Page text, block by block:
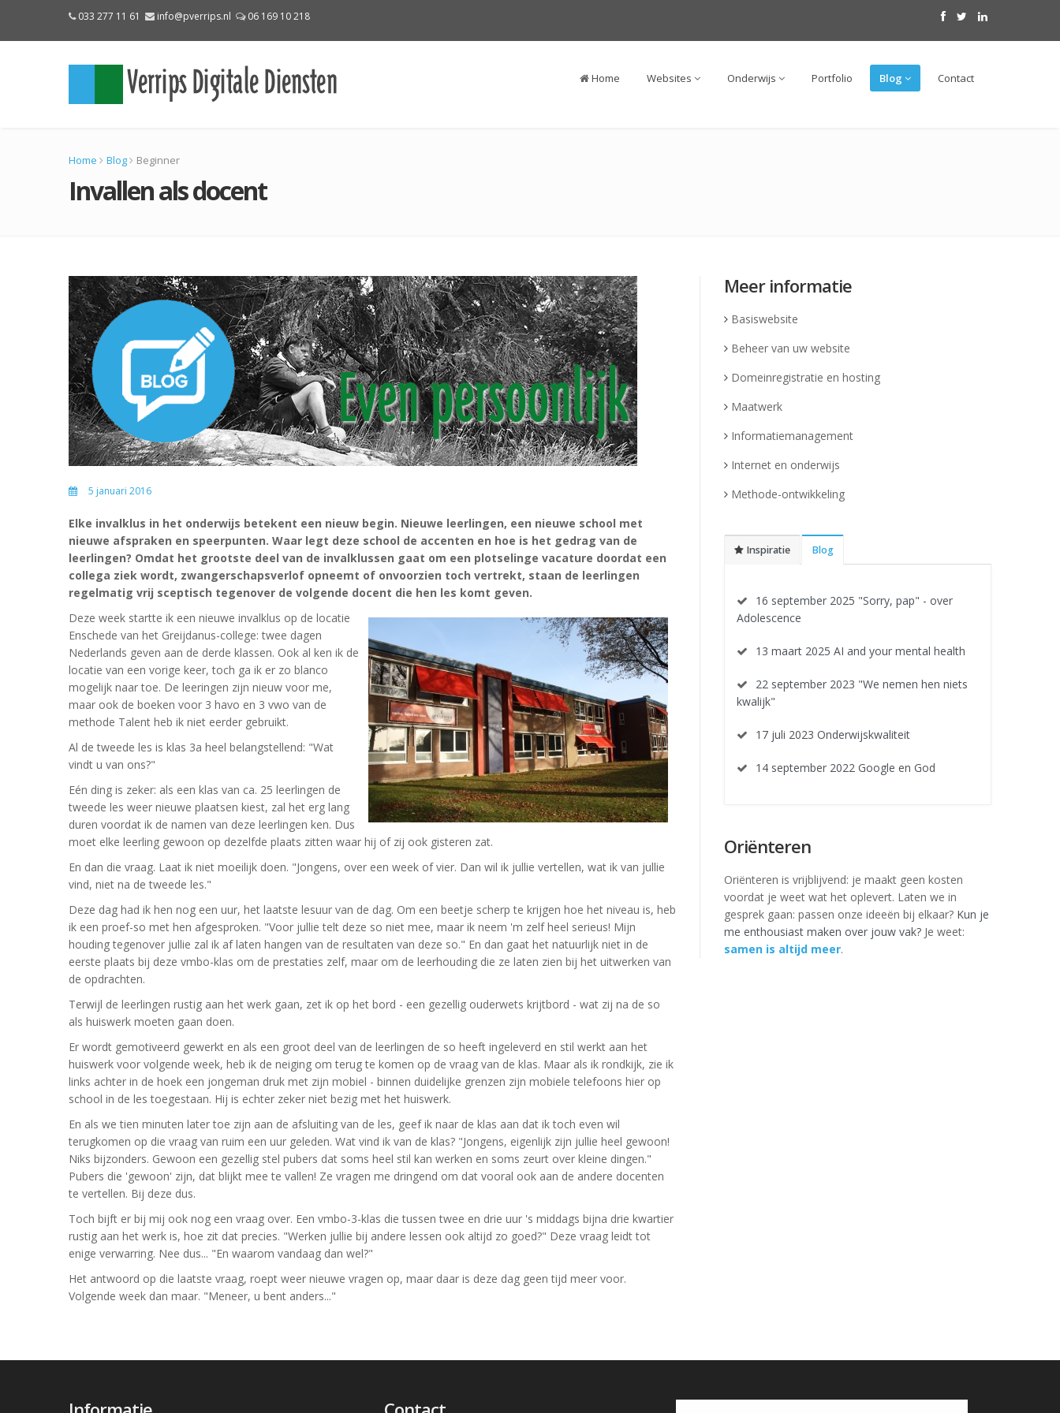
033 277 11 61 info@pverrips.nl 06 169 10 218
Home Websites Onderwijs Portfolio Blog Contact
Home Blog Beginner
Invallen als docent
5 januari 2016
Elke invalklus in het onderwijs betekent een nieuw begin. Nieuwe leerlingen, een nieuwe school met
nieuwe afspraken en speerpunten. Waar legt deze school de accenten en hoe is het gedrag van de
leerlingen? Omdat het grootste deel van de invalklussen gaat om een plotselinge vacature doordat een
collega ziek wordt, zwangerschapsverlof opneemt of onvoorzien toch vertrekt, staan de leerlingen
regelmatig vrij sceptisch tegenover de volgende docent die hen les komt geven.
Deze week startte ik een nieuwe invalklus op de locatie
Enschede van het Greijdanus-college: twee dagen
Nederlands geven aan de derde klassen. Ook al ken ik de
locatie van een vorige keer, toch ga ik er zo blanco
mogelijk naar toe. De leeringen zijn nieuw voor me,
maar ook de boeken voor 3 havo en 3 vwo van de
methode Talent heb ik niet eerder gebruikt.
Al de tweede les is klas 3a heel belangstellend: "Wat
vindt u van ons?"
Eén ding is zeker: als een klas van ca. 25 leerlingen de
tweede les weer nieuwe plaatsen kiest, zal het erg lang
duren voordat ik de namen van deze leerlingen ken. Dus
moet elke leerling gewoon op dezelfde plaats zitten waar hij of zij ook gisteren zat.
En dan die vraag. Laat ik niet moeilijk doen. "Jongens, over een week of vier. Dan wil ik jullie vertellen, wat ik van jullie
vind, niet na de tweede les."
Deze dag had ik hen nog een uur, het laatste lesuur van de dag. Om een beetje scherp te krijgen hoe het niveau is, heb
ik een proef-so met hen afgesproken. "Voor jullie telt deze so niet mee, maar ik neem 'm zelf heel serieus! Mijn
houding tegenover jullie zal ik af laten hangen van de resultaten van deze so." En dan gaat het natuurlijk niet in de
eerste plaats bij deze vmbo-klas om de prestaties zelf, maar om de leerhouding die ze laten zien bij het uitwerken van
de opdrachten.
Terwijl de leerlingen rustig aan het werk gaan, zet ik op het bord - een gezellig ouderwets krijtbord - wat zij na de so
als huiswerk moeten gaan doen.
Er wordt gemotiveerd gewerkt en als een groot deel van de leerlingen de so heeft ingeleverd en stil werkt aan het
huiswerk voor volgende week, heb ik de neiging om terug te komen op de vraag van de klas. Maar als ik rondkijk, zie ik
links achter in de hoek een jongeman druk met zijn mobiel - binnen duidelijke grenzen zijn mobiele telefoons hier op
school in de les toegestaan. Hij is echter zeker niet bezig met het huiswerk.
En als we tien minuten later toe zijn aan de afsluiting van de les, geef ik naar de klas aan dat ik toch even wil
terugkomen op die vraag van ruim een uur geleden. Wat vind ik van de klas? "Jongens, eigenlijk zijn jullie heel gewoon!
Niks bijzonders. Gewoon een gezellig stel pubers dat soms heel stil kan werken en soms zeurt over kleine dingen."
Pubers die 'gewoon' zijn, dat blijkt mee te vallen! Ze vragen me dringend om dat vooral ook aan de andere docenten
te vertellen. Bij deze dus.
Toch bijft er bij mij ook nog een vraag over. Een vmbo-3-klas die tussen twee en drie uur 's middags bijna drie kwartier
rustig aan het werk is, hoe zit dat precies. "Werken jullie bij andere lessen ook altijd zo goed?" Deze vraag leidt tot
enige verwarring. Nee dus... "En waarom vandaag dan wel?"
Het antwoord op die laatste vraag, roept weer nieuwe vragen op, maar daar is deze dag geen tijd meer voor.
Volgende week dan maar. "Meneer, u bent anders..."
Meer informatie
Basiswebsite
Beheer van uw website
Domeinregistratie en hosting
Maatwerk
Informatiemanagement
Internet en onderwijs
Methode-ontwikkeling
Inspiratie Blog
16 september 2025 "Sorry, pap" - over
Adolescence
13 maart 2025 AI and your mental health
22 september 2023 "We nemen hen niets
kwalijk"
17 juli 2023 Onderwijskwaliteit
14 september 2022 Google en God
Oriënteren
Oriënteren is vrijblijvend: je maakt geen kosten
voordat je weet wat het oplevert. Laten we in
gesprek gaan: passen onze ideeën bij elkaar? Kun je
me enthousiast maken over jouw vak? Je weet:
samen is altijd meer.